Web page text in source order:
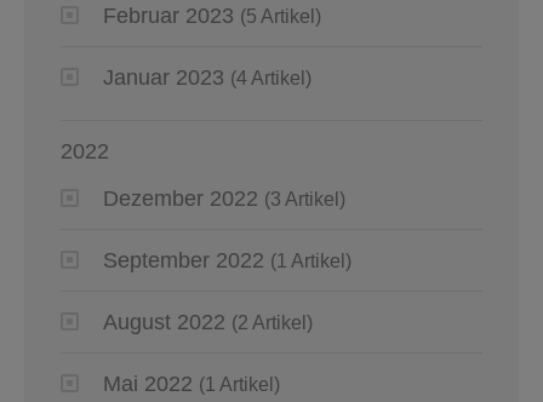
Februar 2023 (5 Artikel)
Januar 2023 (4 Artikel)
2022
Dezember 2022 (3 Artikel)
September 2022 (1 Artikel)
August 2022 (2 Artikel)
Mai 2022 (1 Artikel)